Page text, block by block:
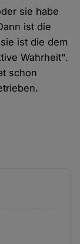
sie habe
ist die
ist die dem
Wahrheit".
schon